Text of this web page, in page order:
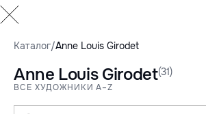
Каталог/Anne Louis Girodet
Anne Louis Girodet(31)
ВСЕ ХУДОЖНИКИ A–Z